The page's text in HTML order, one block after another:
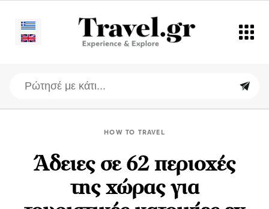
HOW TO TRAVEL
Άδειες σε 62 περιοχές
της χώρας για